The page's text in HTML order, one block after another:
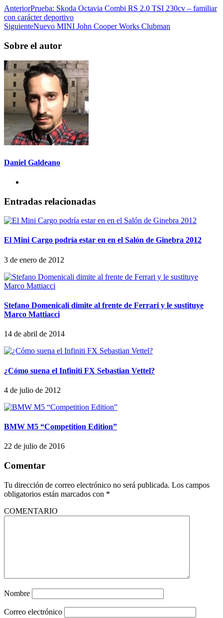
AnteriorPrueba: Skoda Octavia Combi RS 2.0 TSI 230cv – familiar
con carácter deportivo
SiguienteNuevo MINI John Cooper Works Clubman
Sobre el autor
Daniel Galdeano
Entradas relacionadas
El Mini Cargo podría estar en en el Salón de Ginebra 2012
3 de enero de 2012
Stefano Domenicali dimite al frente de Ferrari y le sustituye
Marco Mattiacci
14 de abril de 2014
¿Cómo suena el Infiniti FX Sebastian Vettel?
4 de julio de 2012
BMW M5 “Competition Edition”
22 de julio de 2016
Comentar
Tu dirección de correo electrónico no será publicada. Los campos
obligatorios están marcados con *
COMENTARIO
Nombre
Correo electrónico